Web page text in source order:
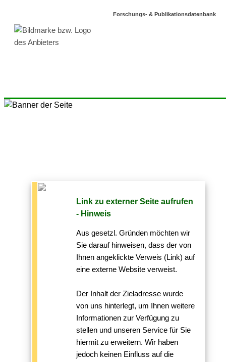
Forschungs- & Publikationsdatenbank
Link zu externer Seite aufrufen
- Hinweis
Aus gesetzl. Gründen möchten wir
Sie darauf hinweisen, dass der von
Ihnen angeklickte Verweis (Link) auf
eine externe Website verweist.
Der Inhalt der Zieladresse wurde
von uns hinterlegt, um Ihnen weitere
Informationen zur Verfügung zu
stellen und unseren Service für Sie
hiermit zu erweitern. Wir haben
jedoch keinen Einfluss auf die